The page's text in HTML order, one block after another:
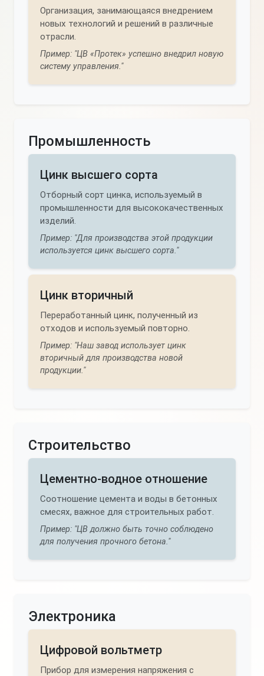
Организация, занимающаяся внедрением
новых технологий и решений в различные
отрасли.
Пример: "ЦВ «Протек» успешно внедрил новую
систему управления."
Промышленность
Цинк высшего сорта
Отборный сорт цинка, используемый в
промышленности для высококачественных
изделий.
Пример: "Для производства этой продукции
используется цинк высшего сорта."
Цинк вторичный
Переработанный цинк, полученный из
отходов и используемый повторно.
Пример: "Наш завод использует цинк
вторичный для производства новой
продукции."
Строительство
Цементно-водное отношение
Соотношение цемента и воды в бетонных
смесях, важное для строительных работ.
Пример: "ЦВ должно быть точно соблюдено
для получения прочного бетона."
Электроника
Цифровой вольтметр
Прибор для измерения напряжения с